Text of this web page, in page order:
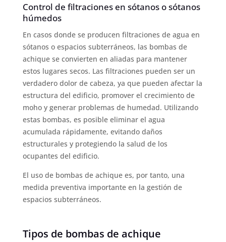
Control de filtraciones en sótanos o sótanos
húmedos
En casos donde se producen filtraciones de agua en
sótanos o espacios subterráneos, las bombas de
achique se convierten en aliadas para mantener
estos lugares secos. Las filtraciones pueden ser un
verdadero dolor de cabeza, ya que pueden afectar la
estructura del edificio, promover el crecimiento de
moho y generar problemas de humedad. Utilizando
estas bombas, es posible eliminar el agua
acumulada rápidamente, evitando daños
estructurales y protegiendo la salud de los
ocupantes del edificio.
El uso de bombas de achique es, por tanto, una
medida preventiva importante en la gestión de
espacios subterráneos.
Tipos de bombas de achique